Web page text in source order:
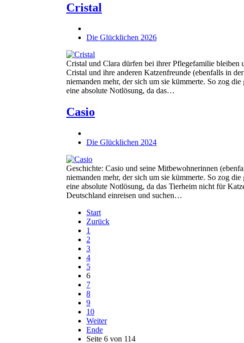
Cristal
Die Glücklichen 2026
Cristal und Clara dürfen bei ihrer Pflegefamilie
Cristal und ihre anderen Katzenfreunde (ebenfalls in
niemanden mehr, der sich um sie kümmerte. So zog
eine absolute Notlösung, da das…
Casio
Die Glücklichen 2024
Geschichte: Casio und seine Mitbewohnerinnen
niemanden mehr, der sich um sie kümmerte. So zog
eine absolute Notlösung, da das Tierheim nicht für
Deutschland einreisen und suchen…
Start
Zurück
1
2
3
4
5
6
7
8
9
10
Weiter
Ende
Seite 6 von 114